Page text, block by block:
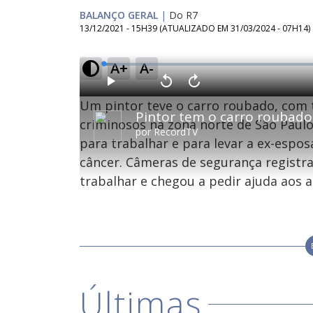
BALANÇO GERAL | Do R7
13/12/2021 - 15H39 (ATUALIZADO EM 31/03/2024 - 07H14)
A+ A-
por RecordTV
P
l
a
y
V
o
l
t
a
r
1
0
g
u
d
A
v
a
n
ç
a
r
1
0
e
g
n
L
o
a
d
e
:
.
3
%
Um pintor teve o carro roubado,
criminosos na zona norte de São
para trabalhar e para levar a ex-
câncer. Câmeras de segurança
trabalhar e chegou a pedir ajuda aos
Últimas